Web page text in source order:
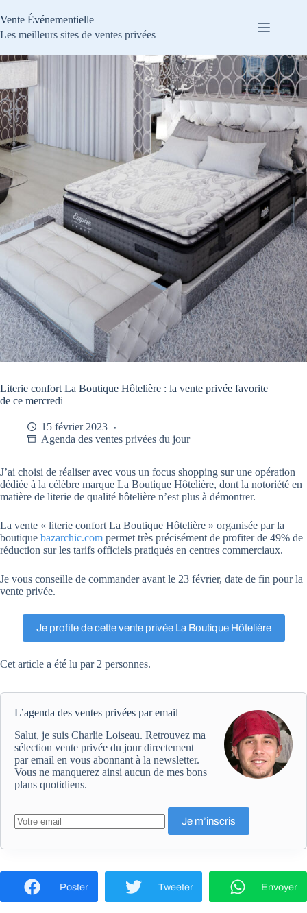
au
contenu
Vente Événementielle
Les meilleurs sites de ventes privées
Literie confort La Boutique Hôtelière : la vente privée favorite
de ce mercredi
15 février 2023
Agenda des ventes privées du jour
J’ai choisi de réaliser avec vous un focus shopping sur une opération
dédiée à la célèbre marque La Boutique Hôtelière, dont la notoriété en
matière de literie de qualité hôtelière n’est plus à démontrer.
La vente « literie confort La Boutique Hôtelière » organisée par la
boutique bazarchic.com permet très précisément de profiter de 49% de
réduction sur les tarifs officiels pratiqués en centres commerciaux.
Je vous conseille de commander avant le 23 février, date de fin pour la
vente privée.
Je profite de cette vente privée La Boutique Hôtelière
Cet article a été lu par 2 personnes.
L’agenda des ventes privées par email
Salut, je suis Charlie Loiseau. Retrouvez ma
sélection vente privée du jour directement
par email en vous abonnant à la newsletter.
Vous ne manquerez ainsi aucun de mes bons
plans quotidiens.
Poster Tweeter Envoyer